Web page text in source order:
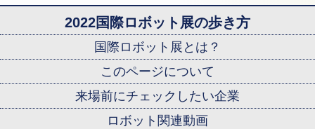
2022国際ロボット展の歩き方
国際ロボット展とは？
このページについて
来場前にチェックしたい企業
ロボット関連動画